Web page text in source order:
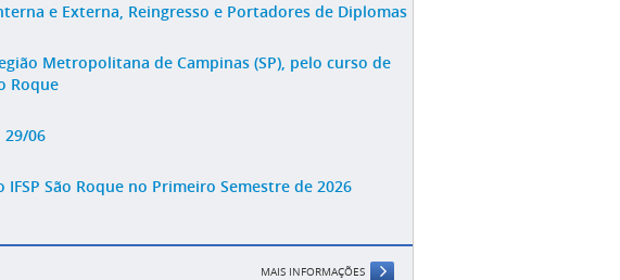
e Externa, Reingresso e Portadores de Diplomas
Metropolitana de Campinas (SP), pelo curso de
Roque
29/06
São Roque no Primeiro Semestre de 2026
MAIS INFORMAÇÕES